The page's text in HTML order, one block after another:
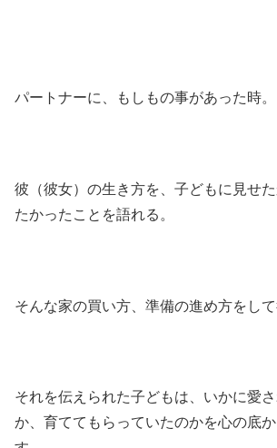
パートナーに、もしもの事があった時。
彼（彼女）の生き方を、子どもに見せ
たかったことを語れる。
そんな家の買い方、準備の進め方をして
それを伝えられた子どもは、いかに愛
か、育ててもらっていたのかを心の底